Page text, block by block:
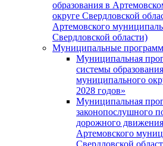
образования в
округе Свердловской
Артемовского
Свердловской области)
Муниципальные
Муниципальная
системы
муниципального
2028 годов»
Муниципальная
законопослушного
дорожного
Артемовского